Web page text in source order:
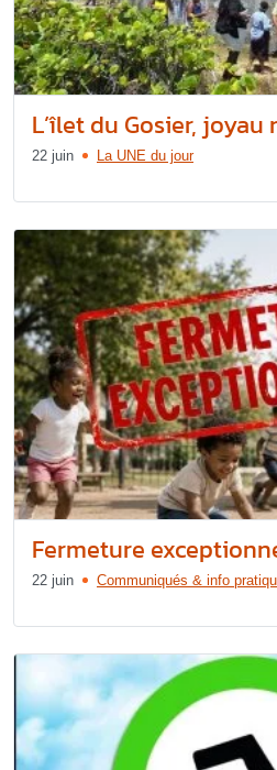
L’îlet du Gosier, joyau
22 juin La UNE du jour
Fermeture
22 juin Communiqués & info